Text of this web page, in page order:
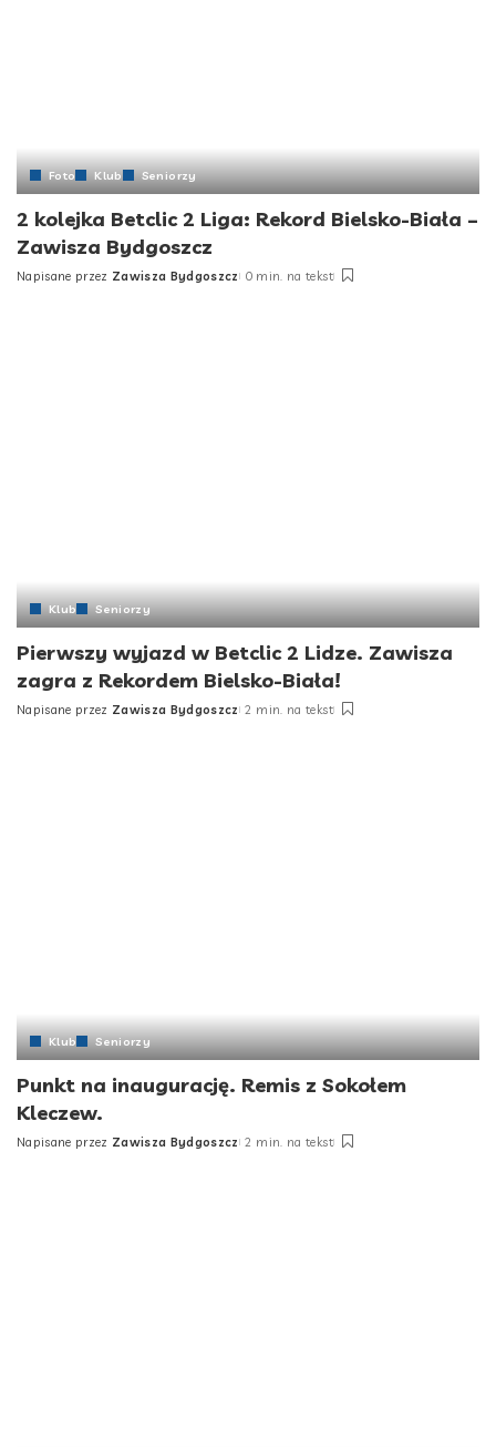
Foto Klub Seniorzy
2 kolejka Betclic 2 Liga: Rekord Bielsko-Biała –
Zawisza Bydgoszcz
Posted
Napisane przez Zawisza Bydgoszcz 0 min. na tekst
Klub Seniorzy
Pierwszy wyjazd w Betclic 2 Lidze. Zawisza
zagra z Rekordem Bielsko-Biała!
Posted
Napisane przez Zawisza Bydgoszcz 2 min. na tekst
Klub Seniorzy
Punkt na inaugurację. Remis z Sokołem
Kleczew.
Posted
Napisane przez Zawisza Bydgoszcz 2 min. na tekst